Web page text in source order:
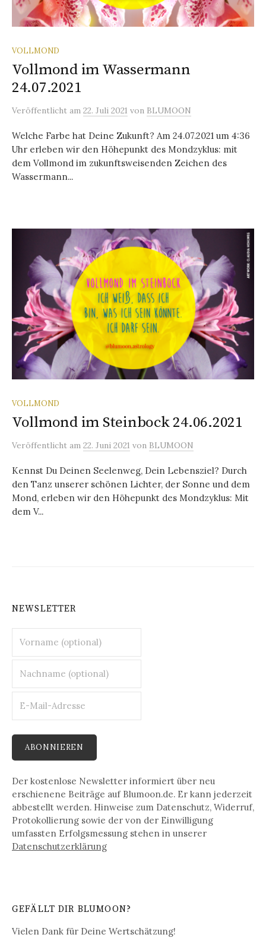
VOLLMOND
Vollmond im Wassermann
24.07.2021
Veröffentlicht am 22. Juli 2021 von BLUMOON
Welche Farbe hat Deine Zukunft? Am 24.07.2021 um 4:36
Uhr erleben wir den Höhepunkt des Mondzyklus: mit
dem Vollmond im zukunftsweisenden Zeichen des
Wassermann...
VOLLMOND
Vollmond im Steinbock 24.06.2021
Veröffentlicht am 22. Juni 2021 von BLUMOON
Kennst Du Deinen Seelenweg, Dein Lebensziel? Durch
den Tanz unserer schönen Lichter, der Sonne und dem
Mond, erleben wir den Höhepunkt des Mondzyklus: Mit
dem V...
NEWSLETTER
Der kostenlose Newsletter informiert über neu
erschienene Beiträge auf Blumoon.de. Er kann jederzeit
abbestellt werden. Hinweise zum Datenschutz, Widerruf,
Protokollierung sowie der von der Einwilligung
umfassten Erfolgsmessung stehen in unserer
Datenschutz­erklärung
GEFÄLLT DIR BLUMOON?
Vielen Dank für Deine Wertschätzung!